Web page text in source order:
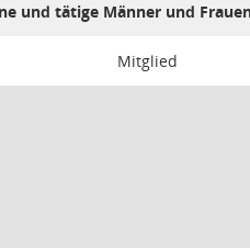
und tätige Männer und
Mitglied